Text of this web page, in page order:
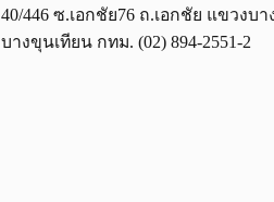
40/446 ซ.เอกชัย76 ถ.เอกชัย แขวงบ
บางขุนเทียน กทม. (02) 894-2551-2